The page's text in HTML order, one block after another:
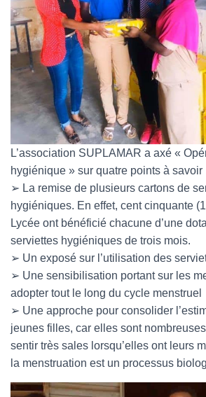
L’association SUPLAMAR a axé «
hygiénique » sur quatre points à savoir
➢ La remise de plusieurs cartons de
hygiéniques. En effet, cent cinquante
Lycée ont bénéficié chacune d’une
serviettes hygiéniques de trois mois.
➢ Un exposé sur l’utilisation des
➢ Une sensibilisation portant sur les
adopter tout le long du cycle menstruel
➢ Une approche pour consolider
jeunes filles, car elles sont
sentir très sales lorsqu’elles ont leurs
la menstruation est un processus